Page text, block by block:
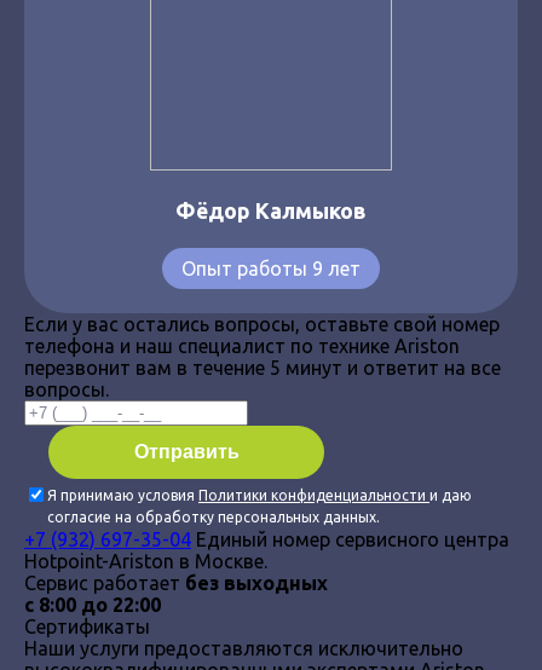
Фёдор Калмыков
Опыт работы 9 лет
Если у вас остались вопросы, оставьте свой номер
телефона и наш специалист по технике Ariston
перезвонит вам в течение 5 минут и ответит на все
вопросы.
Я принимаю условия Политики конфиденциальности и даю
согласие на обработку персональных данных.
+7 (932) 697-35-04 Единый номер сервисного центра
Hotpoint-Ariston в Москве.
Сервис работает без выходных
с 8:00 до 22:00
Сертификаты
Наши услуги предоставляются исключительно